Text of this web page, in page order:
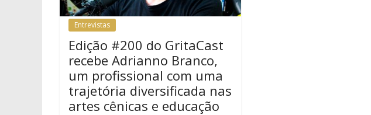
Entrevistas
Edição #200 do GritaCast
recebe Adrianno Branco,
um profissional com uma
trajetória diversificada nas
artes cênicas e educação